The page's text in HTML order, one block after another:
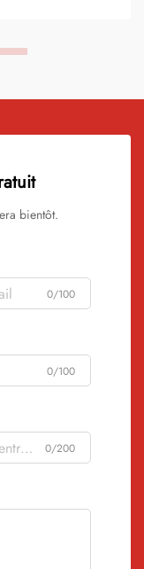
bientôt.
0/100
0/100
0/200